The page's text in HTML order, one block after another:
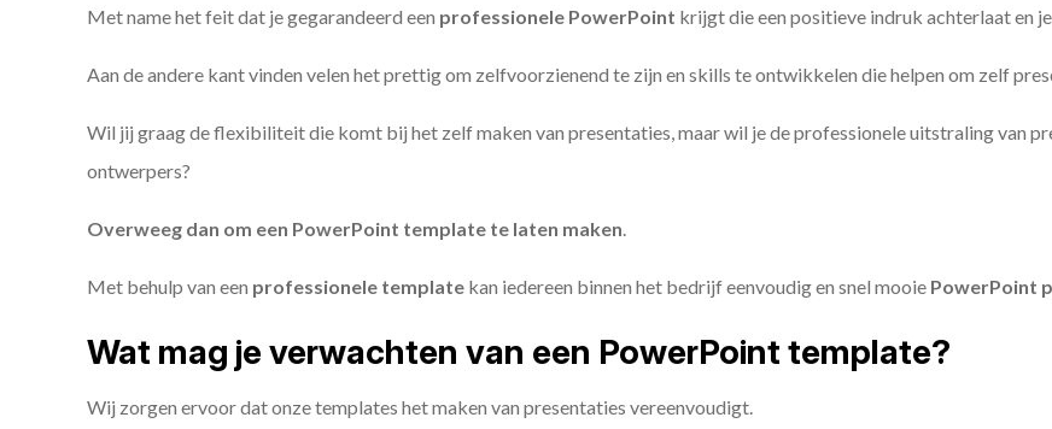
Met name het feit dat je gegarandeerd een professionele PowerPoint krijgt die een positieve indruk achterlaat en
Aan de andere kant vinden velen het prettig om zelfvoorzienend te zijn en skills te ontwikkelen die helpen om zelf
Wil jij graag de flexibiliteit die komt bij het zelf maken van presentaties, maar wil je de professionele uitstraling van
ontwerpers?
Overweeg dan om een PowerPoint template te laten maken.
Met behulp van een professionele template kan iedereen binnen het bedrijf eenvoudig en snel mooie PowerPoint
Wat mag je verwachten van een PowerPoint template?
Wij zorgen ervoor dat onze templates het maken van presentaties vereenvoudigt.